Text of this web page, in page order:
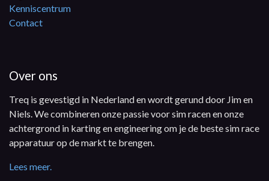
Kenniscentrum
Contact
Over ons
Treq is gevestigd in Nederland en wordt gerund door Jim en
Niels. We combineren onze passie voor sim racen en onze
achtergrond in karting en engineering om je de beste sim race
apparatuur op de markt te brengen.
Lees meer.